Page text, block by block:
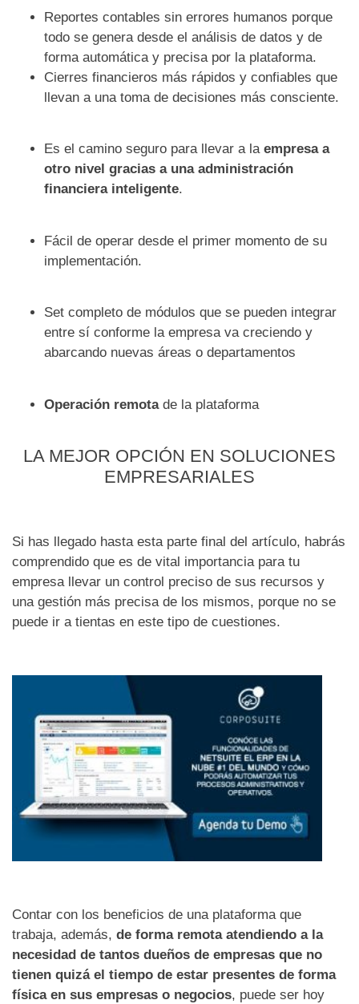
Reportes contables sin errores humanos porque
todo se genera desde el análisis de datos y de
forma automática y precisa por la plataforma.
Cierres financieros más rápidos y confiables que
llevan a una toma de decisiones más consciente.
Es el camino seguro para llevar a la empresa a
otro nivel gracias a una administración
financiera inteligente.
Fácil de operar desde el primer momento de su
implementación.
Set completo de módulos que se pueden integrar
entre sí conforme la empresa va creciendo y
abarcando nuevas áreas o departamentos
Operación remotade la plataforma
LA MEJOR OPCIÓN EN SOLUCIONES
EMPRESARIALES
Si has llegado hasta esta parte final del artículo, habrás
comprendido que es de vital importancia para tu
empresa llevar un control preciso de sus recursos y
una gestión más precisa de los mismos, porque no se
puede ir a tientas en este tipo de cuestiones.
Contar con los beneficios de una plataforma que
trabaja, además, de forma remotaatendiendo a la
necesidad de tantos dueños de empresas que no
tienen quizá el tiempo de estar presentes de forma
física en sus empresas o negocios, puede ser hoy